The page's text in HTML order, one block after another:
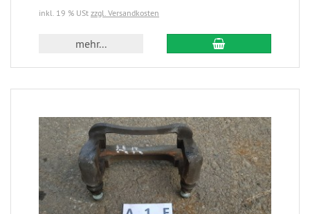
inkl. 19 % USt zzgl. Versandkosten
mehr...